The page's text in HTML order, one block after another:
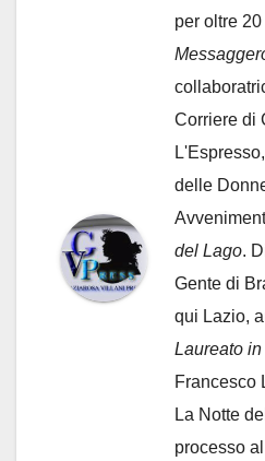
per oltre
Corriere di
delle
del Lago.
Gente di
qui Lazio,
Laureato in
Francesco
La Notte
processo